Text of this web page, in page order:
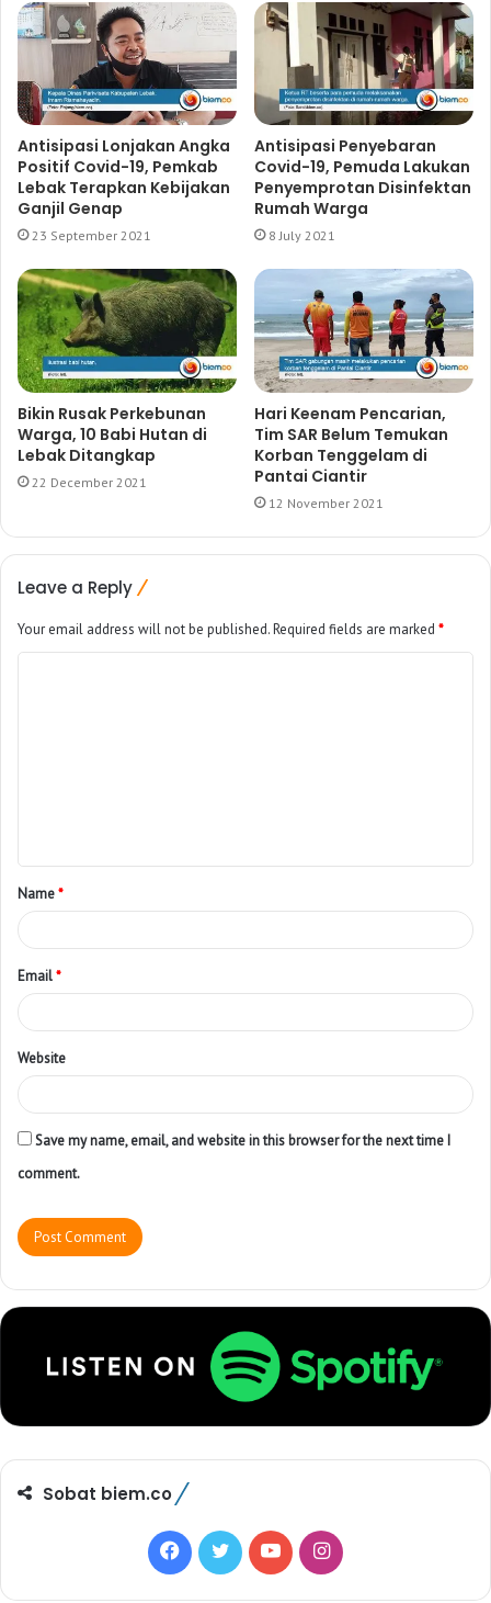
Antisipasi Lonjakan Angka
Positif Covid-19, Pemkab
Lebak Terapkan Kebijakan
Ganjil Genap
23 September 2021
Antisipasi Penyebaran
Covid-19, Pemuda Lakukan
Penyemprotan Disinfektan
Rumah Warga
8 July 2021
Bikin Rusak Perkebunan
Warga, 10 Babi Hutan di
Lebak Ditangkap
22 December 2021
Hari Keenam Pencarian,
Tim SAR Belum Temukan
Korban Tenggelam di
Pantai Ciantir
12 November 2021
Leave a Reply
Your email address will not be published.Required fields are marked *
Name*
Email*
Website
Save my name, email, and website in this browser for the next time I
comment.
Sobat biem.co
F
a
T
w
Y
o
I
n